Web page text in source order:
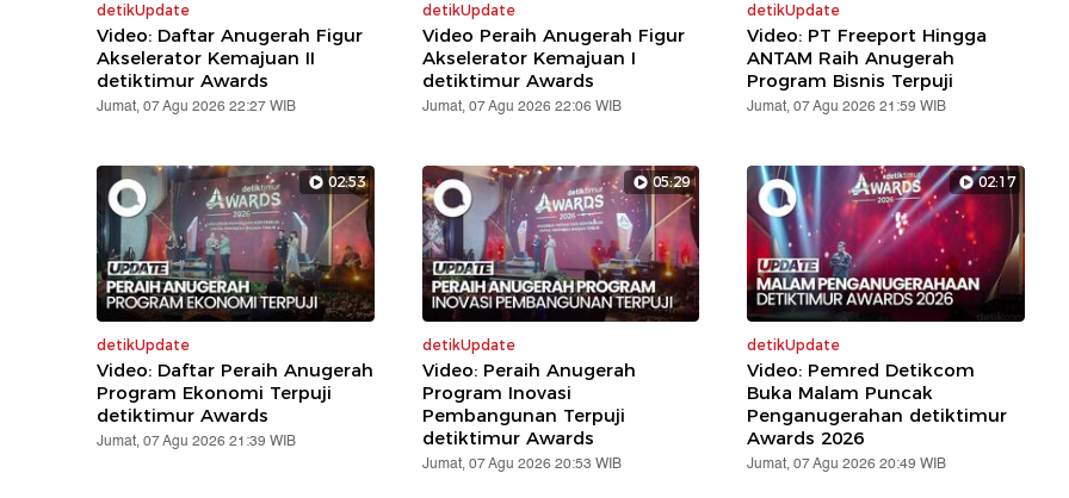
detikUpdate
Video: Daftar Anugerah Figur
Akselerator Kemajuan II
detiktimur Awards
Jumat, 07 Agu 2026 22:27 WIB
detikUpdate
Video Peraih Anugerah Figur
Akselerator Kemajuan I
detiktimur Awards
Jumat, 07 Agu 2026 22:06 WIB
detikUpdate
Video: PT Freeport Hingga
ANTAM Raih Anugerah
Program Bisnis Terpuji
Jumat, 07 Agu 2026 21:59 WIB
02:53
detikUpdate
Video: Daftar Peraih Anugerah
Program Ekonomi Terpuji
detiktimur Awards
Jumat, 07 Agu 2026 21:39 WIB
05:29
detikUpdate
Video: Peraih Anugerah
Program Inovasi
Pembangunan Terpuji
detiktimur Awards
Jumat, 07 Agu 2026 20:53 WIB
02:17
detikUpdate
Video: Pemred Detikcom
Buka Malam Puncak
Penganugerahan detiktimur
Awards 2026
Jumat, 07 Agu 2026 20:49 WIB